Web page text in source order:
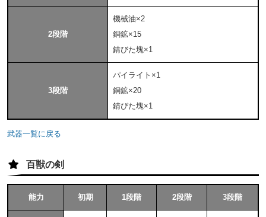
2段階
機械油×2
銅鉱×15
錆びた塊×1
3段階
パイライト×1
銅鉱×20
錆びた塊×1
武器一覧に戻る
百獣の剣
能力 初期 1段階 2段階 3段階